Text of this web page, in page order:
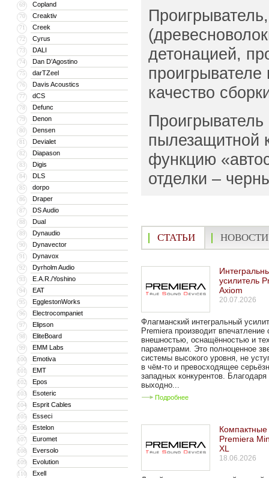
69 Copland
70 Creaktiv
71 Creek
72 Cyrus
73 DALI
74 Dan D’Agostino
75 darTZeel
76 Davis Acoustics
77 dCS
78 Defunc
79 Denon
80 Densen
81 Devialet
82 Diapason
83 Digis
84 DLS
85 dorpo
86 Draper
87 DS Audio
88 Dual
89 Dynaudio
90 Dynavector
91 Dynavox
92 Dyrholm Audio
93 E.A.R./Yoshino
94 EAT
95 EgglestonWorks
96 Electrocompaniet
97 Elipson
98 EliteBoard
99 EMM Labs
100 Emotiva
101 EMT
102 Epos
103 Esoteric
104 Esprit Cables
105 Esseci
106 Estelon
107 Euromet
108 Eversolo
109 Evolution
110 Exell
детонацией,
качество
пылезащитной
функцию
отделки –
СТАТЬИ НОВОСТИ
усилитель
Axiom
20.07.2026
Флагманский интегральный
Premiera производит впечатление
внешностью, оснащённостью и
параметрами. Это полноценное
системы высокого уровня, не
в чём-то и превосходящее
западных конкурентов.
выходно...
Подробнее
Компактные
Premiera
XL
18.06.2026